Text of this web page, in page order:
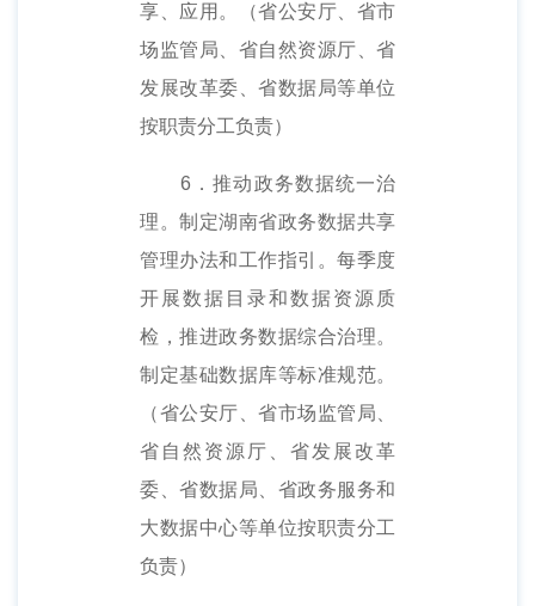
享、应用。（省公安厅、省市
场监管局、省自然资源厅、省
发展改革委、省数据局等单位
按职责分工负责）
6．推动政务数据统一治
理。制定湖南省政务数据共享
管理办法和工作指引。每季度
开展数据目录和数据资源质
检，推进政务数据综合治理。
制定基础数据库等标准规范。
（省公安厅、省市场监管局、
省自然资源厅、省发展改革
委、省数据局、省政务服务和
大数据中心等单位按职责分工
负责）